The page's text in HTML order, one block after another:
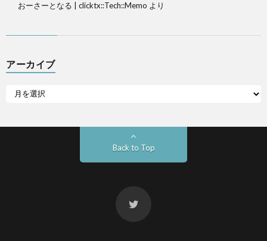
おーさーとなる | clicktx::Tech::Memo より
アーカイブ
Back to Top